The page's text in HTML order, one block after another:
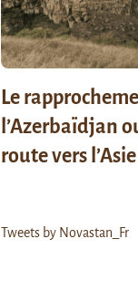
Le
l’Azerbaïdjan
route vers
Tweets by Novastan_Fr